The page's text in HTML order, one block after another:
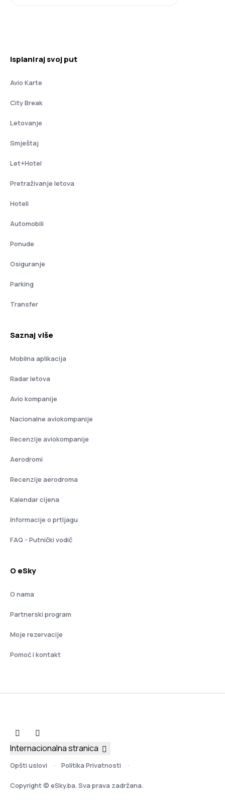
Isplaniraj svoj put
Avio Karte
City Break
Letovanje
Smještaj
Let+Hotel
Pretraživanje letova
Hoteli
Automobili
Ponude
Osiguranje
Parking
Transfer
Saznaj više
Mobilna aplikacija
Radar letova
Avio kompanije
Nacionalne aviokompanije
Recenzije aviokompanije
Aerodromi
Recenzije aerodroma
Kalendar cijena
Informacije o prtljagu
FAQ - Putnički vodič
O eSky
O nama
Partnerski program
Moje rezervacije
Pomoć i kontakt
Opšti uslovi Politika Privatnosti
Copyright © eSky.ba. Sva prava zadržana.
Internacionalna stranica